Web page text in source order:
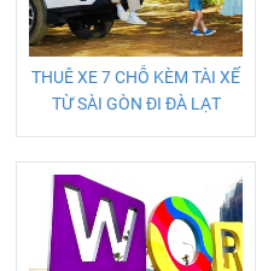
THUÊ XE 7 CHỖ KÈM TÀI XẾ
TỪ SÀI GÒN ĐI ĐÀ LẠT